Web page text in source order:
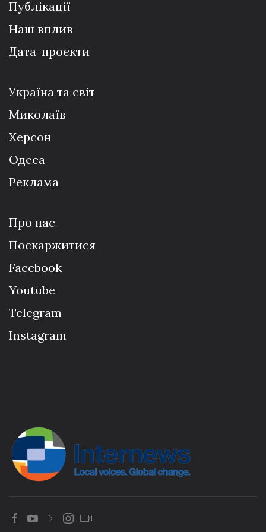
Публікації
Наш вплив
Дата-проєкти
Україна та світ
Миколаїв
Херсон
Одеса
Реклама
Про нас
Поскаржитися
Facebook
Youtube
Telegram
Instagram